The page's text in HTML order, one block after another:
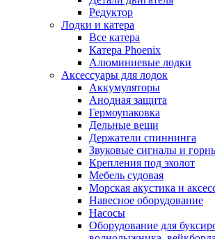
Редуктор
Лодки и катера
Все катера
Катера Phoenix
Алюминиевые лодки
Аксессуары для лодок
Аккумуляторы
Анодная защита
Гермоупаковка
Дельные вещи
Держатели спиннинга
Звуковые сигналы и
Крепления под эхолот
Мебель судовая
Морская акустика и
Навесное оборудование
Насосы
Оборудование для